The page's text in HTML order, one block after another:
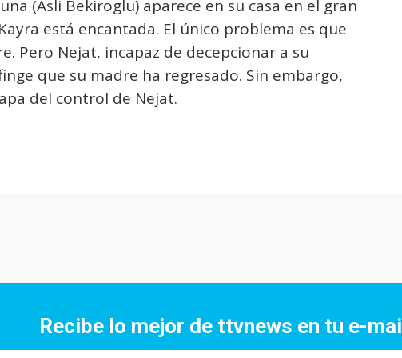
(Asli Bekiroglu) aparece en su casa en el gran
está encantada. El único problema es que
Pero Nejat, incapaz de decepcionar a su
que su madre ha regresado. Sin embargo,
del control de Nejat.
Recibe lo mejor de ttvnews en tu e-